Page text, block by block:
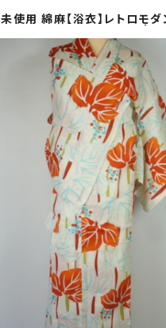
未使用 綿麻【浴衣】レトロモダ
Re:和 [online store] キモ
着物 帯